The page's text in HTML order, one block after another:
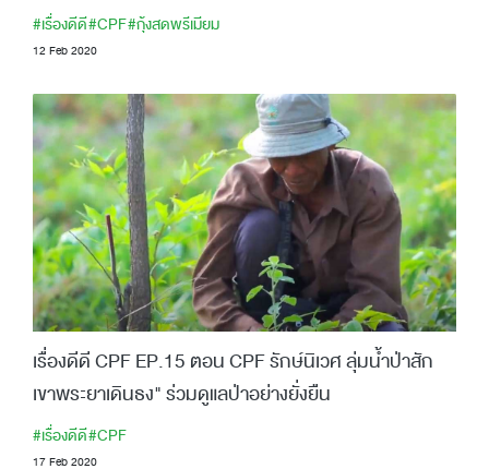
#เรื่องดีดี#CPF#กุ้งสดพรีเมียม
12 Feb 2020
เรื่องดีดี CPF EP.15 ตอน CPF รักษ์นิเวศ ลุ่มน้ำป่าสัก
เขาพระยาเดินธง" ร่วมดูแลป่าอย่างยั่งยืน
#เรื่องดีดี#CPF
17 Feb 2020